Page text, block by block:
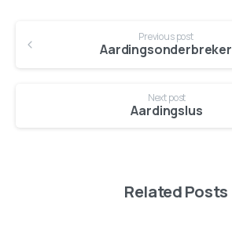
Previous post
Aardingsonderbreker
Next post
Aardingslus
Related Posts